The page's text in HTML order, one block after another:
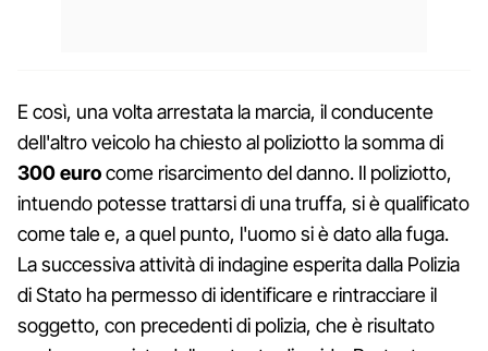
E così, una volta arrestata la marcia, il conducente
dell'altro veicolo ha chiesto al poliziotto la somma di
300 eurocome risarcimento del danno. Il poliziotto,
intuendo potesse trattarsi di una truffa, si è qualificato
come tale e, a quel punto, l'uomo si è dato alla fuga.
La successiva attività di indagine esperita dalla Polizia
di Stato ha permesso di identificare e rintracciare il
soggetto, con precedenti di polizia, che è risultato